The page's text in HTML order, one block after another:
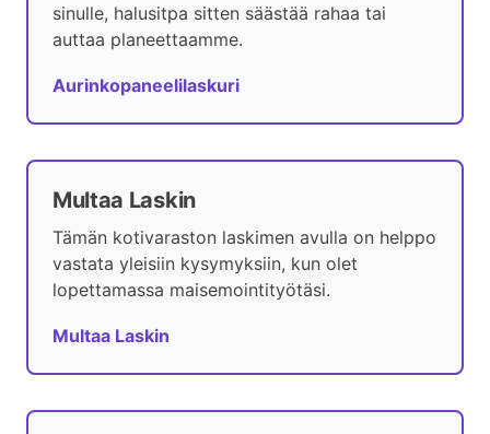
sinulle, halusitpa sitten säästää rahaa tai
auttaa planeettaamme.
Aurinkopaneelilaskuri
Multaa Laskin
Tämän kotivaraston laskimen avulla on helppo
vastata yleisiin kysymyksiin, kun olet
lopettamassa maisemointityötäsi.
Multaa Laskin